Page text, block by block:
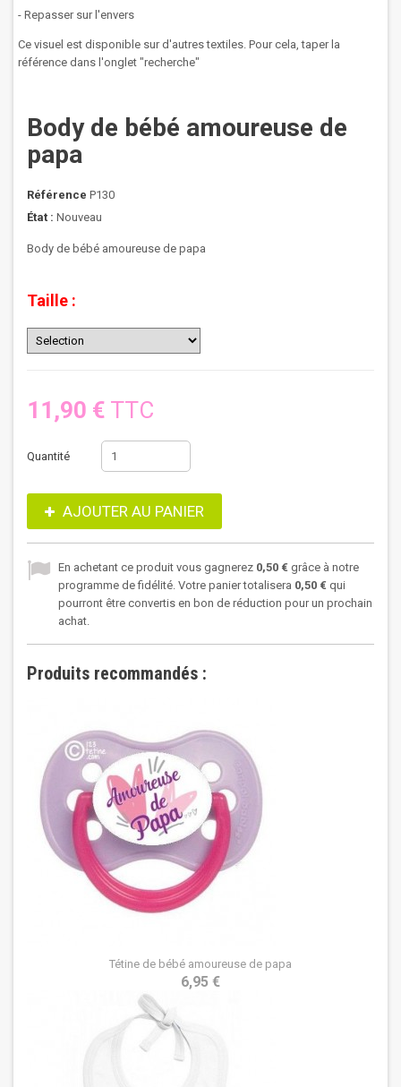
- Repasser sur l'envers
Ce visuel est disponible sur d'autres textiles. Pour cela, taper la
référence dans l'onglet "recherche"
Body de bébé amoureuse de
papa
Référence P130
État : Nouveau
Body de bébé amoureuse de papa
Taille :
11,90 € TTC
Quantité
AJOUTER AU PANIER
En achetant ce produit vous gagnerez 0,50 € grâce à notre
programme de fidélité. Votre panier totalisera 0,50 € qui
pourront être convertis en bon de réduction pour un prochain
achat.
Produits recommandés :
Tétine de bébé amoureuse de papa
6,95 €